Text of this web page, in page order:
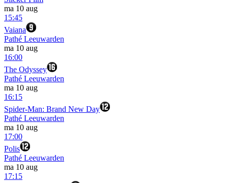
ma 10 aug
15:45
Vaiana
Pathé Leeuwarden
ma 10 aug
16:00
The Odyssey
Pathé Leeuwarden
ma 10 aug
16:15
Spider-Man: Brand New Day
Pathé Leeuwarden
ma 10 aug
17:00
Polis
Pathé Leeuwarden
ma 10 aug
17:15